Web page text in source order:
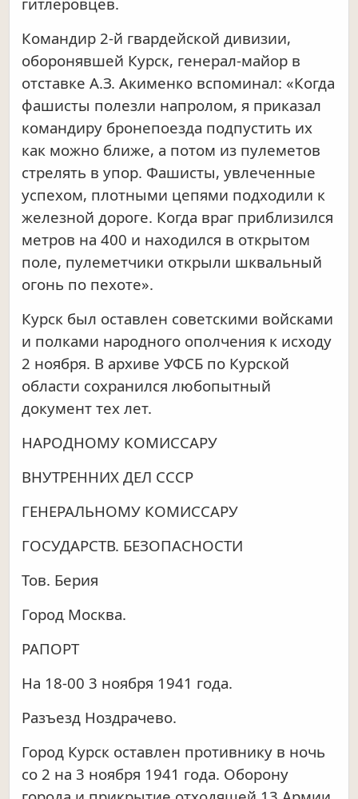
Командир 2-й гвардейской дивизии,
оборонявшей Курск, генерал-майор в
отставке А.З. Акименко вспоминал: «Когда
фашисты полезли напролом, я приказал
командиру бронепоезда подпустить их
как можно ближе, а потом из пулеметов
стрелять в упор. Фашисты, увлеченные
успехом, плотными цепями подходили к
железной дороге. Когда враг приблизился
метров на 400 и находился в открытом
поле, пулеметчики открыли шквальный
огонь по пехоте».
Курск был оставлен советскими войсками
и полками народного ополчения к исходу
2 ноября. В архиве УФСБ по Курской
области сохранился любопытный
документ тех лет.
НАРОДНОМУ КОМИССАРУ
ВНУТРЕННИХ ДЕЛ СССР
ГЕНЕРАЛЬНОМУ КОМИССАРУ
ГОСУДАРСТВ. БЕЗОПАСНОСТИ
Toв. Берия
Город Москва.
РАПОРТ
На 18-00 3 ноября 1941 года.
Разъезд Ноздрачево.
Город Курск оставлен противнику в ночь
со 2 на 3 ноября 1941 года. Оборону